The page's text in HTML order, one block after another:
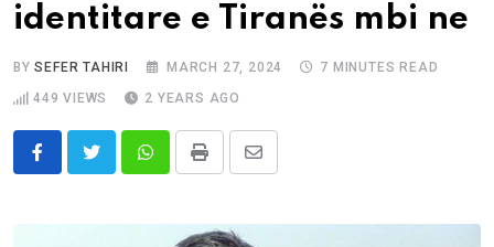
identitare e Tiranës mbi ne
BYSEFER TAHIRI MARCH 27, 2024
7 MINUTES READ
449 VIEWS 2 YEARS AGO
WhatsappPrint
Share
Email